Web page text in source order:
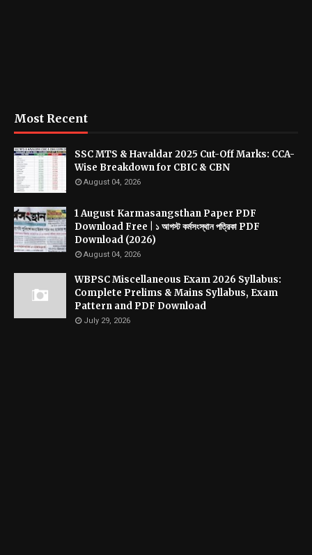
Most Recent
SSC MTS & Havaldar 2025 Cut-Off Marks: CCA-
Wise Breakdown for CBIC & CBN
August 04, 2026
1 August Karmasangsthan Paper PDF
Download Free | ১ আগস্ট কর্মসংস্থান পত্রিকা PDF
Download (2026)
August 04, 2026
WBPSC Miscellaneous Exam 2026 Syllabus:
Complete Prelims & Mains Syllabus, Exam
Pattern and PDF Download
July 29, 2026